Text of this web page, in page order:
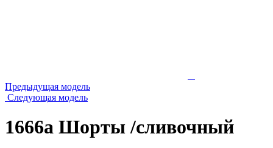
Предыдущая модель
Следующая модель
1666а Шорты /сливочный